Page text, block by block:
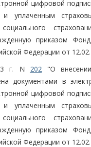
цифровой
и уплаченным
приказом
Федерации от
г. N 202 "О
документами в
цифровой
и уплаченным
приказом
Федерации от